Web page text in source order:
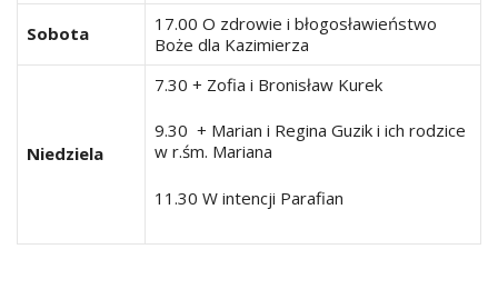
Sobota
17.00 O zdrowie i błogosławieństwo
Boże dla Kazimierza
Niedziela
7.30 + Zofia i Bronisław Kurek
9.30 + Marian i Regina Guzik i ich rodzice
w r.śm. Mariana
11.30 W intencji Parafian